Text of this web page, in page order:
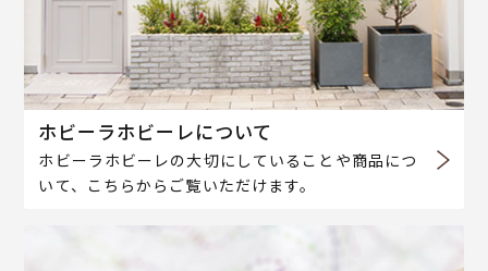
ホビーラホビーレについて
ホビーラホビーレの大切にしていることや商品につ
いて、こちらからご覧いただけます。